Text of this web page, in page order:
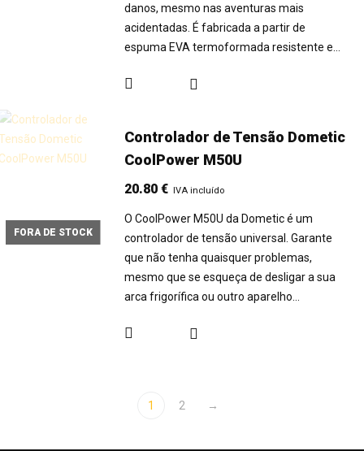
danos, mesmo nas aventuras mais
acidentadas. É fabricada a partir de
espuma EVA termoformada resistente e…
FORA DE STOCK
Controlador de Tensão Dometic
CoolPower M50U
20.80€ IVA incluído
O CoolPower M50U da Dometic é um
controlador de tensão universal. Garante
que não tenha quaisquer problemas,
mesmo que se esqueça de desligar a sua
arca frigorífica ou outro aparelho…
1 2 →